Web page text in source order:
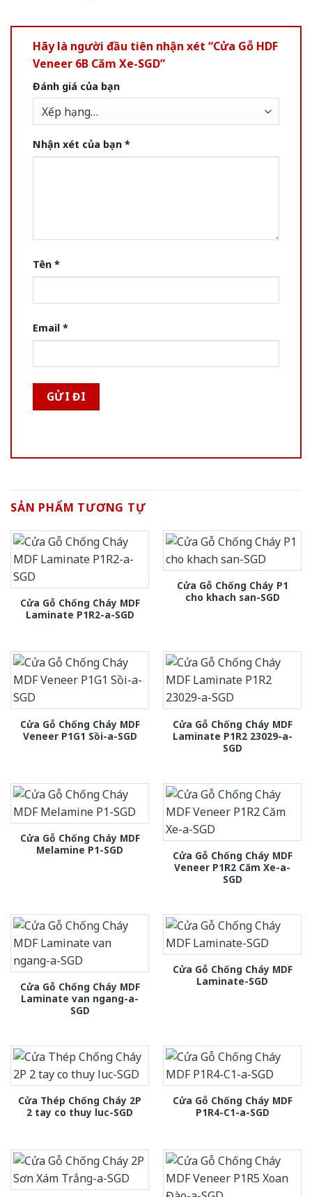
Hãy là người đầu tiên nhận xét “Cửa Gỗ HDF
Veneer 6B Căm Xe-SGD”
Đánh giá của bạn
Nhận xét của bạn *
Tên *
Email *
SẢN PHẨM TƯƠNG TỰ
Cửa Gỗ Chống Cháy MDF
Laminate P1R2-a-SGD
Cửa Gỗ Chống Cháy P1
cho khach san-SGD
Cửa Gỗ Chống Cháy MDF
Veneer P1G1 Sồi-a-SGD
Cửa Gỗ Chống Cháy MDF
Laminate P1R2 23029-a-
SGD
Cửa Gỗ Chống Cháy MDF
Melamine P1-SGD
Cửa Gỗ Chống Cháy MDF
Veneer P1R2 Căm Xe-a-
SGD
Cửa Gỗ Chống Cháy MDF
Laminate van ngang-a-
SGD
Cửa Gỗ Chống Cháy MDF
Laminate-SGD
Cửa Thép Chống Cháy 2P
2 tay co thuy luc-SGD
Cửa Gỗ Chống Cháy MDF
P1R4-C1-a-SGD